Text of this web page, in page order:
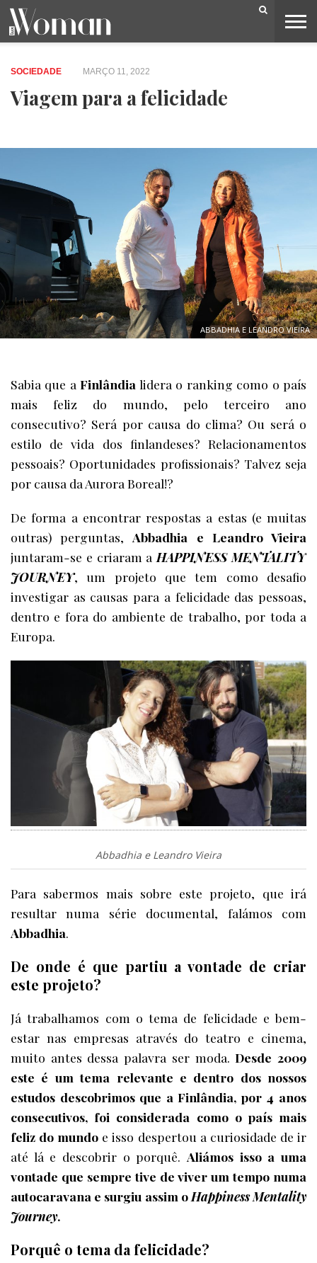
BELEZA
CAPA
LIFESTYLE
MODA
OPINIÃO
PESSOAS
SOCIEDADE
VIDEOS
SOCIEDADE MARÇO 11, 2022
Viagem para a felicidade
ABBADHIA E LEANDRO VIEIRA
Sabia que aFinlândia lidera o ranking como o país
mais feliz do mundo, pelo terceiro ano
consecutivo? Será por causa do clima? Ou será o
estilo de vida dos finlandeses? Relacionamentos
pessoais? Oportunidades profissionais? Talvez seja
por causa da Aurora Boreal!?
De forma a encontrar respostas a estas (e muitas
outras) perguntas, Abbadhia e Leandro Vieira
juntaram-se e criaram a HAPPINESS MENTALITY
JOURNEY, um projeto que tem como desafio
investigar as causas para a felicidade das pessoas,
dentro e fora do ambiente de trabalho, por toda a
Europa.
Abbadhia e Leandro Vieira
Para sabermos mais sobre este projeto, que irá
resultar numa série documental, falámos com
Abbadhia.
De onde é que partiu a vontade de criar
este projeto?
Já trabalhamos com o tema de felicidade e bem-
estar nas empresas através do teatro e cinema,
muito antes dessa palavra ser moda.Desde 2009
este é um tema relevante e dentro dos nossos
estudos descobrimos que a Finlândia, por 4 anos
consecutivos, foi considerada como o país mais
feliz do mundo e isso despertou a curiosidade de ir
até lá e descobrir o porquê. Aliámos isso a uma
vontade que sempre tive de viver um tempo numa
autocaravana e surgiu assim o Happiness Mentality
Journey.
Porquê o tema da felicidade?